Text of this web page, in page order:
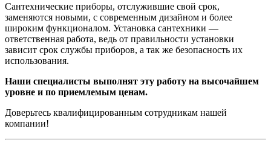
Cантехнические приборы, отслужившие свой срок,
заменяются новыми, с современным дизайном и более
широким функционалом. Установка сантехники —
ответственная работа, ведь от правильности установки
зависит срок службы приборов, а так же безопасность их
использования.
Наши специалисты выполнят эту работу на высочайшем
уровне и по приемлемым ценам.
Доверьтесь квалифицированным сотрудникам нашей
компании!